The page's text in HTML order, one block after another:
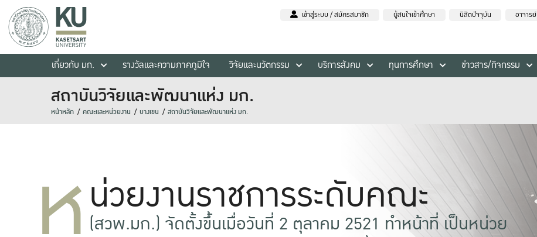
เข้าสู่ระบบ / สมัครสมาชิก ผู้สนใจเข้าศึกษา นิสิตปัจจุบัน อาจารย์
เกี่ยวกับ มก.
รางวัลและความภาคภูมิใจ วิจัยและนวัตกรรม บริการสังคม ทุนการศึกษา ข่าวสาร/กิจกรรม
สถาบันวิจัยและพัฒนาแห่ง มก.
หน้าหลัก คณะและหน่วยงาน บางเขน สถาบันวิจัยและพัฒนาแห่ง มก.
หน่วยงานราชการระดับคณะ
(สวพ.มก.) จัดตั้งขึ้นเมื่อวันที่ 2 ตุลาคม 2521 ทำหน้าที่ เป็นหน่วย